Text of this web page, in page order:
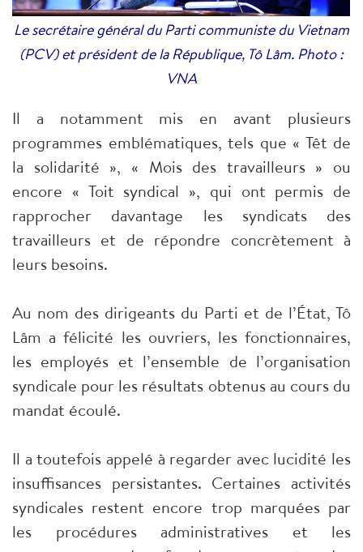
Le secrétaire général du Parti communiste du Vietnam
(PCV) et président de la République, Tô Lâm. Photo :
VNA
Il a notamment mis en avant plusieurs
programmes emblématiques, tels que « Têt de
la solidarité », « Mois des travailleurs » ou
encore « Toit syndical », qui ont permis de
rapprocher davantage les syndicats des
travailleurs et de répondre concrètement à
leurs besoins.
Au nom des dirigeants du Parti et de l’État, Tô
Lâm a félicité les ouvriers, les fonctionnaires,
les employés et l’ensemble de l’organisation
syndicale pour les résultats obtenus au cours du
mandat écoulé.
Il a toutefois appelé à regarder avec lucidité les
insuffisances persistantes. Certaines activités
syndicales restent encore trop marquées par
les procédures administratives et les